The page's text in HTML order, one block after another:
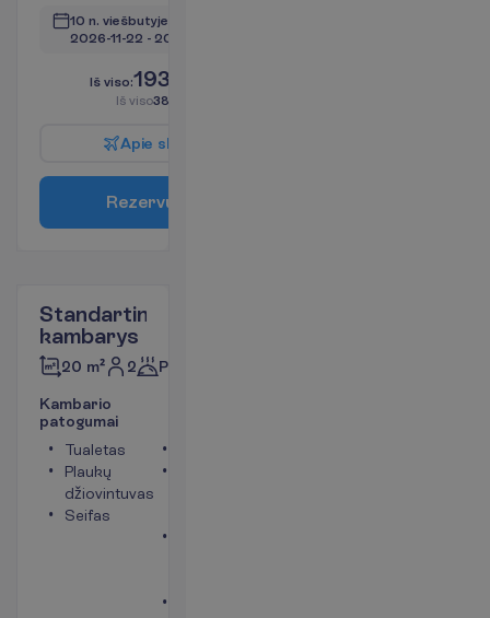
10 n. viešbutyje
2026-11-22 - 2026-12-03
Iš viso:1939.00
Iš viso3878.00
Apie sk
Rezervu
Standartinis
kambarys
20 m² 2 Pusryčiai
Kambario
patogumai
Tualetas
Plaukų
džiovintuvas
Seifas